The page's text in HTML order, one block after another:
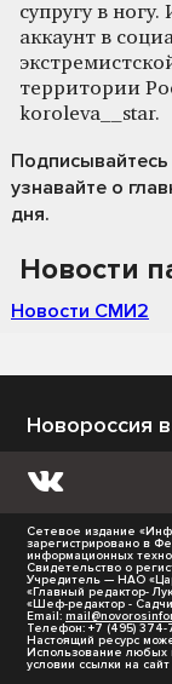
супругу в
аккаунт в
территории
koroleva__star.
Подписывайтесь
узнавайте о
дня.
Новости
Новости СМИ2
Новороссия
Сетевое издание
зарегистрировано в
информационных
Свидетельство о
Учредитель — НАО
«Главный редактор-
«Шеф-редактор -
Email:
Телефон: +7 (495) 374-
Настоящий ресурс
Использование любых
условии ссылки на сайт